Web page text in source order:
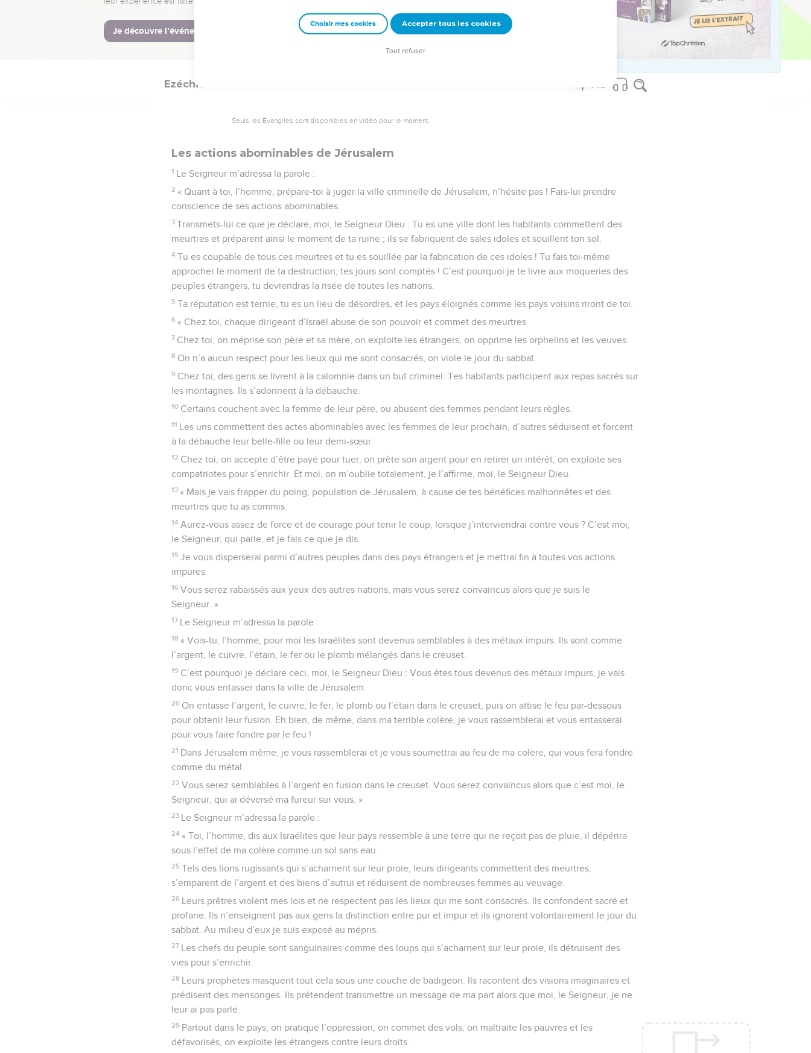
souviendra plus de vous. C’est moi, le Seigneur Dieu, qui vous parle. »
© Société biblique française – Bibli’O, 1997, avec autorisation. Pour vous procurer une Bible imprimée, rendez-vous sur www.editionsbiblio.fr
Ezéchiel
Seuls les Évangiles sont disponibles en vidéo pour le moment.
Les actions abominables de Jérusalem
1 Le Seigneur m’adressa la parole :
2 « Quant à toi, l’homme, prépare-toi à juger la ville criminelle de Jérusalem, n’hésite pas ! Fais-lui prendre
conscience de ses actions abominables.
3 Transmets-lui ce que je déclare, moi, le Seigneur Dieu : Tu es une ville dont les habitants commettent des
meurtres et préparent ainsi le moment de ta ruine ; ils se fabriquent de sales idoles et souillent ton sol.
4 Tu es coupable de tous ces meurtres et tu es souillée par la fabrication de ces idoles ! Tu fais toi-même
approcher le moment de ta destruction, tes jours sont comptés ! C’est pourquoi je te livre aux moqueries des
peuples étrangers, tu deviendras la risée de toutes les nations.
5 Ta réputation est ternie, tu es un lieu de désordres, et les pays éloignés comme les pays voisins riront de toi.
6 « Chez toi, chaque dirigeant d’Israël abuse de son pouvoir et commet des meurtres.
7 Chez toi, on méprise son père et sa mère, on exploite les étrangers, on opprime les orphelins et les veuves.
8 On n’a aucun respect pour les lieux qui me sont consacrés, on viole le jour du sabbat.
9 Chez toi, des gens se livrent à la calomnie dans un but criminel. Tes habitants participent aux repas sacrés sur
les montagnes. Ils s’adonnent à la débauche.
10 Certains couchent avec la femme de leur père, ou abusent des femmes pendant leurs règles.
11 Les uns commettent des actes abominables avec les femmes de leur prochain, d’autres séduisent et forcent
à la débauche leur belle-fille ou leur demi-sœur.
12 Chez toi, on accepte d’être payé pour tuer, on prête son argent pour en retirer un intérêt, on exploite ses
compatriotes pour s’enrichir. Et moi, on m’oublie totalement, je l’affirme, moi, le Seigneur Dieu.
13 « Mais je vais frapper du poing, population de Jérusalem, à cause de tes bénéfices malhonnêtes et des
meurtres que tu as commis.
14 Aurez-vous assez de force et de courage pour tenir le coup, lorsque j’interviendrai contre vous ? C’est moi,
le Seigneur, qui parle, et je fais ce que je dis.
15 Je vous disperserai parmi d’autres peuples dans des pays étrangers et je mettrai fin à toutes vos actions
impures.
16 Vous serez rabaissés aux yeux des autres nations, mais vous serez convaincus alors que je suis le
Seigneur. »
17 Le Seigneur m’adressa la parole :
18 « Vois-tu, l’homme, pour moi les Israélites sont devenus semblables à des métaux impurs. Ils sont comme
l’argent, le cuivre, l’étain, le fer ou le plomb mélangés dans le creuset.
19 C’est pourquoi je déclare ceci, moi, le Seigneur Dieu : Vous êtes tous devenus des métaux impurs, je vais
donc vous entasser dans la ville de Jérusalem.
20 On entasse l’argent, le cuivre, le fer, le plomb ou l’étain dans le creuset, puis on attise le feu par-dessous
pour obtenir leur fusion. Eh bien, de même, dans ma terrible colère, je vous rassemblerai et vous entasserai
pour vous faire fondre par le feu !
21 Dans Jérusalem même, je vous rassemblerai et je vous soumettrai au feu de ma colère, qui vous fera fondre
comme du métal.
22 Vous serez semblables à l’argent en fusion dans le creuset. Vous serez convaincus alors que c’est moi, le
Seigneur, qui ai déversé ma fureur sur vous. »
23 Le Seigneur m’adressa la parole :
24 « Toi, l’homme, dis aux Israélites que leur pays ressemble à une terre qui ne reçoit pas de pluie, il dépérira
sous l’effet de ma colère comme un sol sans eau.
25 Tels des lions rugissants qui s’acharnent sur leur proie, leurs dirigeants commettent des meurtres,
s’emparent de l’argent et des biens d’autrui et réduisent de nombreuses femmes au veuvage.
26 Leurs prêtres violent mes lois et ne respectent pas les lieux qui me sont consacrés. Ils confondent sacré et
profane. Ils n’enseignent pas aux gens la distinction entre pur et impur et ils ignorent volontairement le jour du
sabbat. Au milieu d’eux je suis exposé au mépris.
27 Les chefs du peuple sont sanguinaires comme des loups qui s’acharnent sur leur proie, ils détruisent des
vies pour s’enrichir.
28 Leurs prophètes masquent tout cela sous une couche de badigeon. Ils racontent des visions imaginaires et
prédisent des mensonges. Ils prétendent transmettre un message de ma part alors que moi, le Seigneur, je ne
leur ai pas parlé.
29 Partout dans le pays, on pratique l’oppression, on commet des vols, on maltraite les pauvres et les
défavorisés, on exploite les étrangers contre leurs droits.
Choisir mes cookies Accepter tous les cookies
Tout refuser